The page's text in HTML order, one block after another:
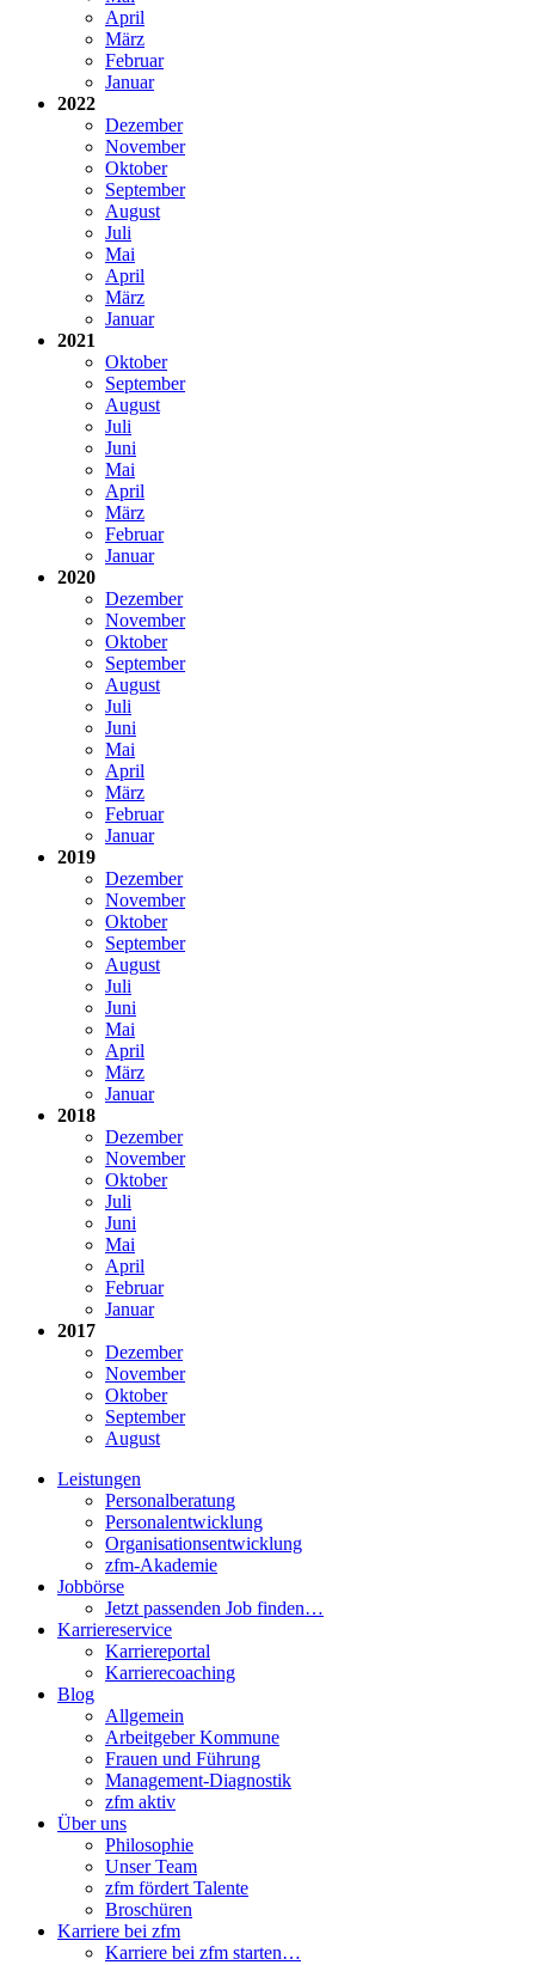
April
März
Februar
Januar
2022
Dezember
November
Oktober
September
August
Juli
Mai
April
März
Januar
2021
Oktober
September
August
Juli
Juni
Mai
April
März
Februar
Januar
2020
Dezember
November
Oktober
September
August
Juli
Juni
Mai
April
März
Februar
Januar
2019
Dezember
November
Oktober
September
August
Juli
Juni
Mai
April
März
Januar
2018
Dezember
November
Oktober
Juli
Juni
Mai
April
Februar
Januar
2017
Dezember
November
Oktober
September
August
Leistungen
Personalberatung
Personalentwicklung
Organisationsentwicklung
zfm-Akademie
Jobbörse
Jetzt passenden Job finden…
Karriereservice
Karriereportal
Karrierecoaching
Blog
Allgemein
Arbeitgeber Kommune
Frauen und Führung
Management-Diagnostik
zfm aktiv
Über uns
Philosophie
Unser Team
zfm fördert Talente
Broschüren
Karriere bei zfm
Karriere bei zfm starten…